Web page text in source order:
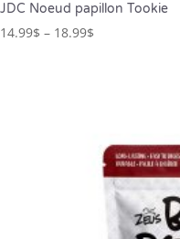
JDC Noeud papillon Tookie
14.99$ – 18.99$